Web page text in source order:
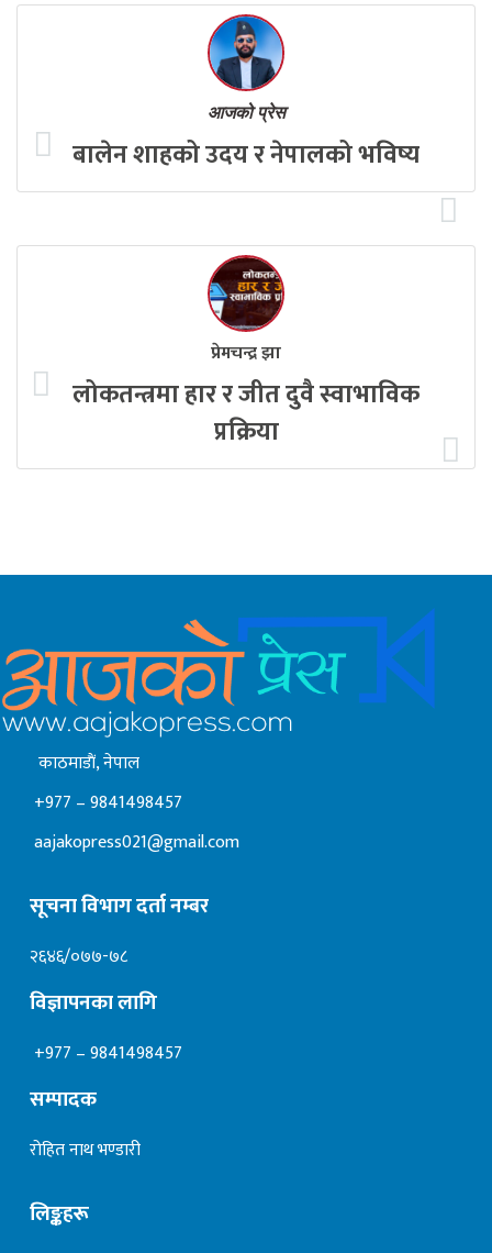
आजको प्रेस
बालेन शाहको उदय र नेपालको भविष्य
प्रेमचन्द्र झा
लोकतन्त्रमा हार र जीत दुवै स्वाभाविक
प्रक्रिया
काठमाडाैं, नेपाल
+977 – 9841498457
aajakopress021@gmail.com
सूचना विभाग दर्ता नम्बर
२६४६/०७७-७८
विज्ञापनका लागि
+977 – 9841498457
सम्पादक
रोहित नाथ भण्डारी
लिङ्कहरू